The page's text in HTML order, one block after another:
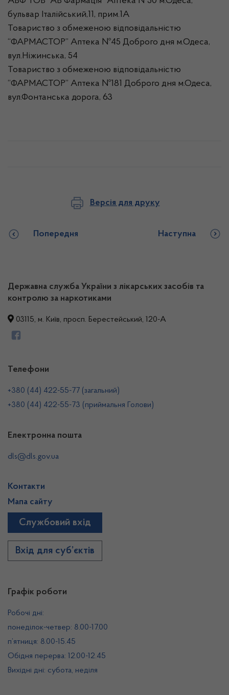
бульвар Італійський,11, прим.1А
Товариство з обмеженою відповідальністю
“ФАРМАСТОР” Аптека №45 Доброго дня м.Одеса,
вул.Ніжинська, 54
Товариство з обмеженою відповідальністю
“ФАРМАСТОР” Аптека №181 Доброго дня м.Одеса,
вул.Фонтанська дорога, 63
Версія для друку
Попередня Наступна
Державна служба України з лікарських засобів та
контролю за наркотиками
03115, м. Київ, просп. Берестейський, 120-А
Графік роботи
Робочі дні:
понеділок-четвер: 8.00-17.00
п’ятниця: 8.00-15.45
Обідня перерва: 12.00-12.45
Вихідні дні: субота, неділя
Телефони
+380 (44) 422-55-77 (загальний)
+380 (44) 422-55-73 (приймальня Голови)
Електронна пошта
dls@dls.gov.ua
Контакти
Мапа сайту
Службовий вхід
Вхід для суб’єктів